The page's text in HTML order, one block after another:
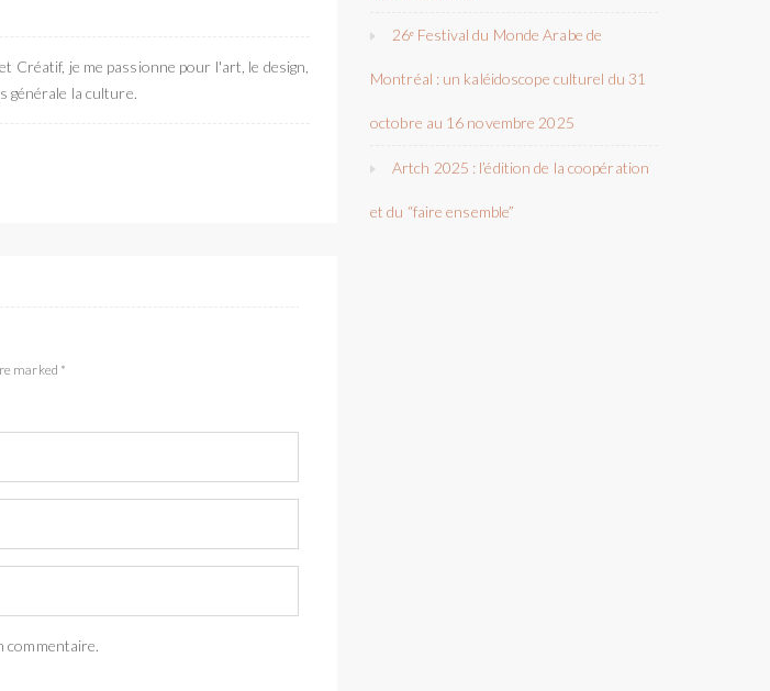
Créatif, je me passionne pour l'art, le design,
générale la culture.
marked *
commentaire.
26ᵉ Festival du Monde Arabe de
Montréal : un kaléidoscope culturel du 31
octobre au 16 novembre 2025
Artch 2025 : l’édition de la coopération
et du “faire ensemble”